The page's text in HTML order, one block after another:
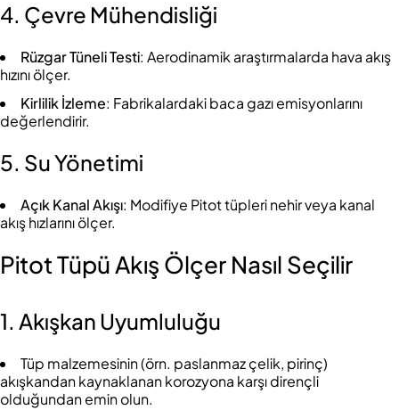
4. Çevre Mühendisliği
Rüzgar Tüneli Testi: Aerodinamik araştırmalarda hava akış
hızını ölçer.
Kirlilik İzleme: Fabrikalardaki baca gazı emisyonlarını
değerlendirir.
5. Su Yönetimi
Açık Kanal Akışı: Modifiye Pitot tüpleri nehir veya kanal
akış hızlarını ölçer.
Pitot Tüpü Akış Ölçer Nasıl Seçilir
1. Akışkan Uyumluluğu
Tüp malzemesinin (örn. paslanmaz çelik, pirinç)
akışkandan kaynaklanan korozyona karşı dirençli
olduğundan emin olun.